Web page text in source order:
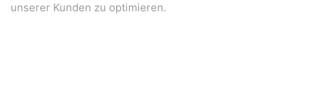
unserer Kunden zu optimieren.